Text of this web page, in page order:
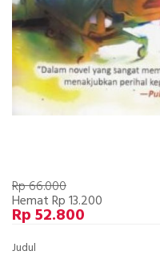
Rp 66.000
Hemat Rp 13.200
Rp 52.800
Judul